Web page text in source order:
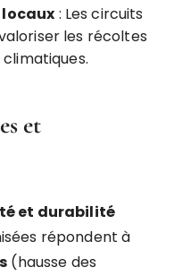
: Les circuits
les récoltes
et
et durabilité
répondent à
(hausse des